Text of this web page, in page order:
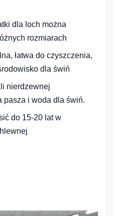
dla loch można
rozmiarach
łatwa do czyszczenia,
dla świń
nierdzewnej
pasza i woda dla świń.
do 15-20 lat w